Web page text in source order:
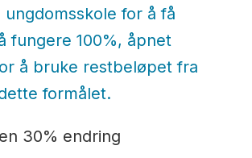
for å få
fungere 100%, åpnet
å bruke restbeløpet fra
formålet.
30% endring